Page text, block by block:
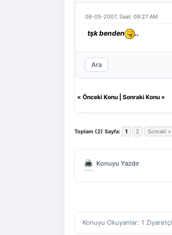
08-05-2007, Saat: 09:27 AM
tşk benden ..
Ara
« Önceki Konu Sonraki Konu »
Toplam (2) Sayfa: 1 2 Sonraki »
Konuyu Yazdır
Konuyu Okuyanlar: 1 Ziyaretçi